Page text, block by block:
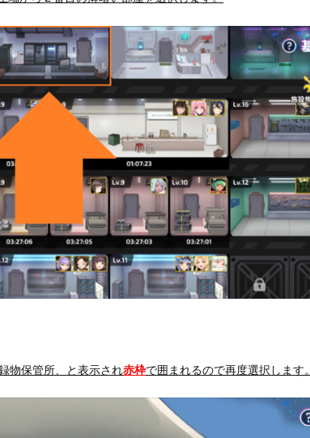
物保管所、と表示され赤枠で囲まれるので再度選択します。